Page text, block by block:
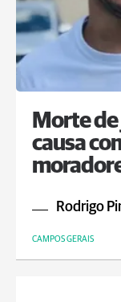
Morte
causa
Rodrigo
CAMPOS GERAIS